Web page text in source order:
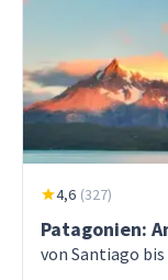
4,6 (327)
Patagonien:
von Santiago